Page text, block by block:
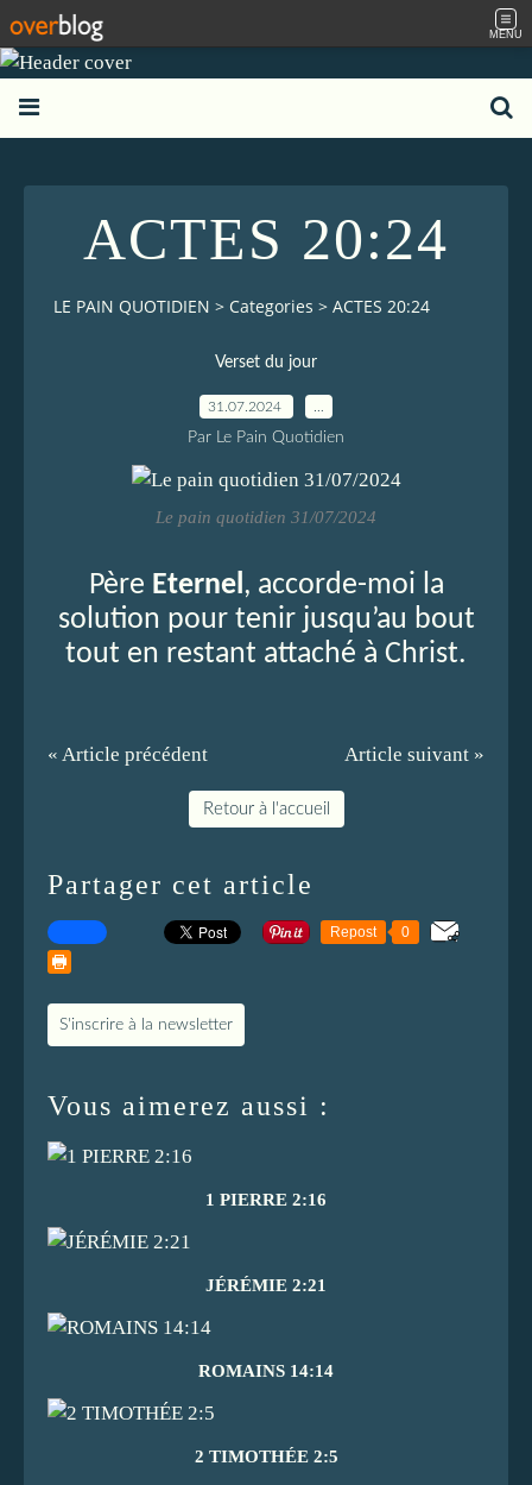
MENU
ACTES 20:24
LE PAIN QUOTIDIEN > Categories > ACTES 20:24
Verset du jour
31.07.2024
Par Le Pain Quotidien
Le pain quotidien 31/07/2024
Père Eternel, accorde-moi la
solution pour tenir jusqu’au bout
tout en restant attaché à Christ.
« Article précédent Article suivant »
Retour à l'accueil
Partager cet article
Repost 0
S'inscrire à la newsletter
Vous aimerez aussi :
1 PIERRE 2:16
JÉRÉMIE 2:21
ROMAINS 14:14
2 TIMOTHÉE 2:5